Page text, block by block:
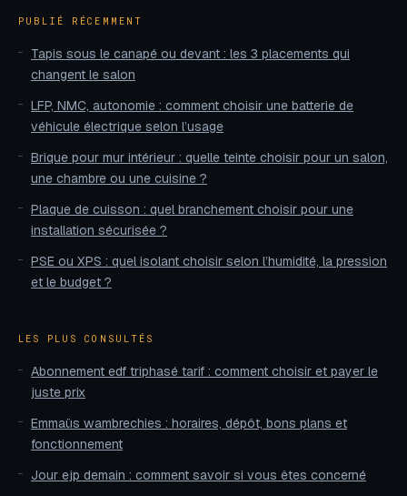
PUBLIÉ RÉCEMMENT
Tapis sous le canapé ou devant : les 3 placements qui
changent le salon
LFP, NMC, autonomie : comment choisir une batterie de
véhicule électrique selon l’usage
Brique pour mur intérieur : quelle teinte choisir pour un salon,
une chambre ou une cuisine ?
Plaque de cuisson : quel branchement choisir pour une
installation sécurisée ?
PSE ou XPS : quel isolant choisir selon l’humidité, la pression
et le budget ?
LES PLUS CONSULTÉS
Abonnement edf triphasé tarif : comment choisir et payer le
juste prix
Emmaüs wambrechies : horaires, dépôt, bons plans et
fonctionnement
Jour ejp demain : comment savoir si vous êtes concerné